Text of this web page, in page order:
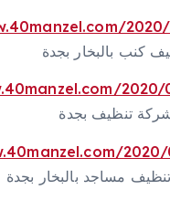
كنب بالبخار بجدة
تنظيف بجدة
مساجد بالبخار بجدة